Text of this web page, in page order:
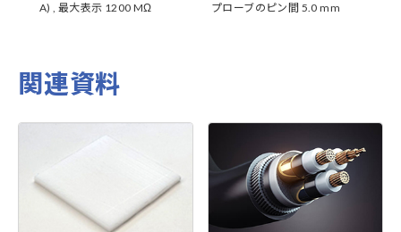
A) , 最大表示 1200 MΩ
プローブのピン間 5.0 mm
関連資料